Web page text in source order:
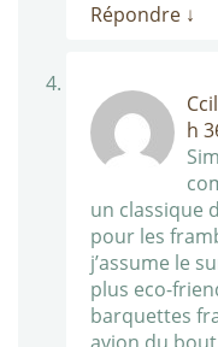
Répondre ↓
Ccil
h
un classique
pour les
j’assume le
plus eco-
barquettes